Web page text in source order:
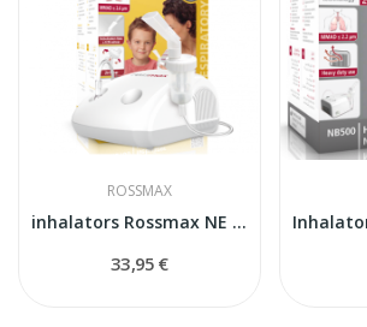
ROSSMAX
inhalators Rossmax NE 100
33,95 €